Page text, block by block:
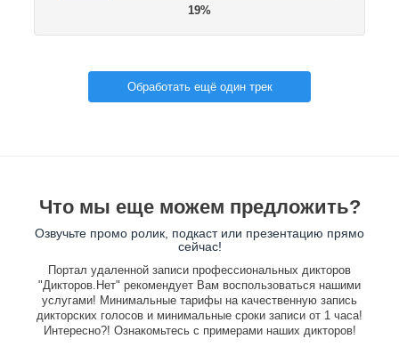
19%
Обработать ещё один трек
Что мы еще можем предложить?
Озвучьте промо ролик, подкаст или презентацию прямо
сейчас!
Портал удаленной записи профессиональных дикторов
"Дикторов.Нет" рекомендует Вам воспользоваться нашими
услугами! Минимальные тарифы на качественную запись
дикторских голосов и минимальные сроки записи от 1 часа!
Интересно?! Ознакомьтесь с примерами наших дикторов!